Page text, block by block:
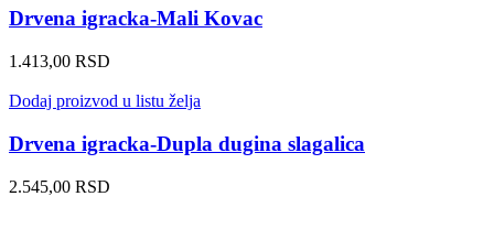
Drvena igracka-Mali Kovac
1.413,00 RSD
Dodaj proizvod u listu želja
Drvena igracka-Dupla dugina slagalica
2.545,00 RSD